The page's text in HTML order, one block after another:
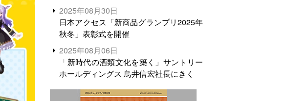
2025年08月30日
日本アクセス「新商品グランプリ2025年
秋冬」表彰式を開催
2025年08月06日
「新時代の酒類文化を築く」サントリー
ホールディングス 鳥井信宏社長にきく